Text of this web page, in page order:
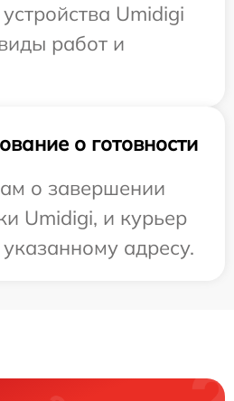
Umidigi
работ и
о готовности
о завершении
Umidigi, и курьер
адресу.